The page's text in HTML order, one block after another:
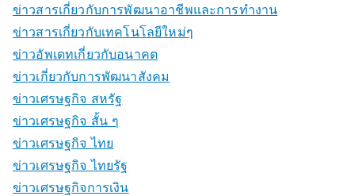
ข่าวสารเกี่ยวกับการพัฒนาอาชีพและการทำงาน
ข่าวสารเกี่ยวกับเทคโนโลยีใหม่ๆ
ข่าวอัพเดทเกี่ยวกับอนาคต
ข่าวเกี่ยวกับการพัฒนาสังคม
ข่าวเศรษฐกิจ สหรัฐ
ข่าวเศรษฐกิจ สั้น ๆ
ข่าวเศรษฐกิจ ไทย
ข่าวเศรษฐกิจ ไทยรัฐ
ข่าวเศรษฐกิจการเงิน